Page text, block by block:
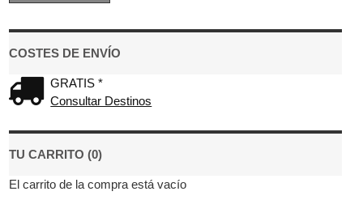
COSTES DE ENVÍO
GRATIS *
Consultar Destinos
TU CARRITO (0)
El carrito de la compra está vacío